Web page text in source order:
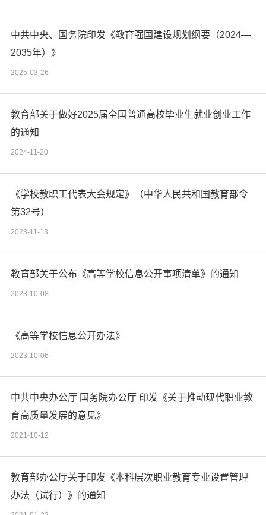
中共中央、国务院印发《教育强国建设规划纲要（2024—
2035年）》
2025-03-26
教育部关于做好2025届全国普通高校毕业生就业创业工作
的通知
2024-11-20
《学校教职工代表大会规定》（中华人民共和国教育部令
第32号）
2023-11-13
教育部关于公布《高等学校信息公开事项清单》的通知
2023-10-08
《高等学校信息公开办法》
2023-10-06
中共中央办公厅 国务院办公厅 印发《关于推动现代职业教
育高质量发展的意见》
2021-10-12
教育部办公厅关于印发《本科层次职业教育专业设置管理
办法（试行）》的通知